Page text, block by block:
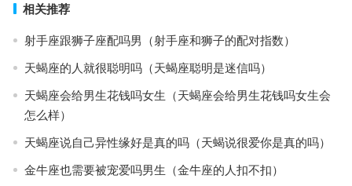
相关推荐
射手座跟狮子座配吗男（射手座和狮子的配对指数）
天蝎座的人就很聪明吗（天蝎座聪明是迷信吗）
天蝎座会给男生花钱吗女生（天蝎座会给男生花钱吗女生会
怎么样）
天蝎座说自己异性缘好是真的吗（天蝎说很爱你是真的吗）
金牛座也需要被宠爱吗男生（金牛座的人扣不扣）